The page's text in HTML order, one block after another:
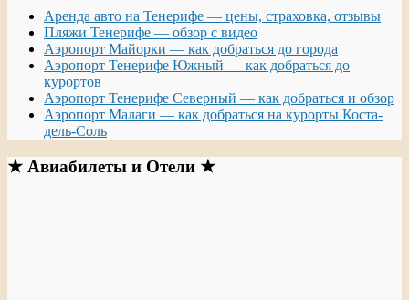
Аренда авто на Тенерифе — цены, страховка, отзывы
Пляжи Тенерифе — обзор с видео
Аэропорт Майорки — как добраться до города
Аэропорт Тенерифе Южный — как добраться до
курортов
Аэропорт Тенерифе Северный — как добраться и обзор
Аэропорт Малаги — как добраться на курорты Коста-
дель-Соль
★ Авиабилеты и Отели ★